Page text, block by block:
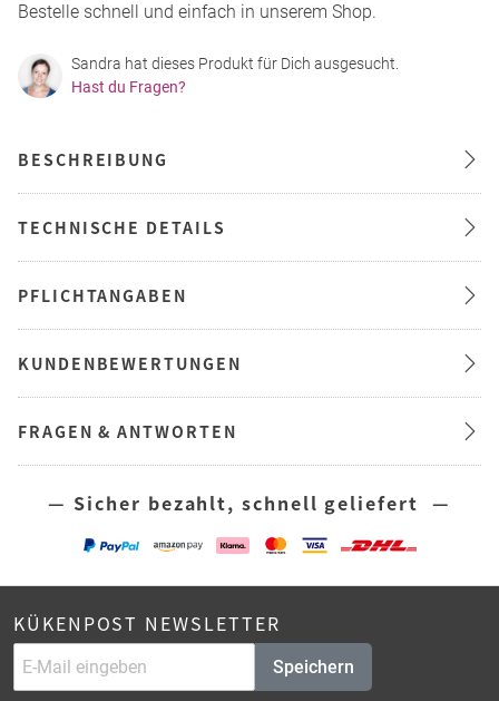
Bestelle schnell und einfach in unserem Shop.
Sandra hat dieses Produkt für Dich ausgesucht.
Hast du Fragen?
BESCHREIBUNG
TECHNISCHE DETAILS
PFLICHTANGABEN
KUNDENBEWERTUNGEN
FRAGEN & ANTWORTEN
— Sicher bezahlt, schnell geliefert —
KÜKENPOST NEWSLETTER
Speichern